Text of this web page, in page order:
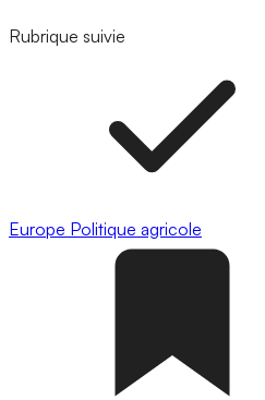
Rubrique suivie
Europe Politique agricole